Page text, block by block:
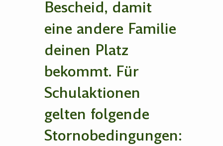
Bescheid, damit
eine andere Familie
deinen Platz
bekommt. Für
Schulaktionen
gelten folgende
Stornobedingungen: